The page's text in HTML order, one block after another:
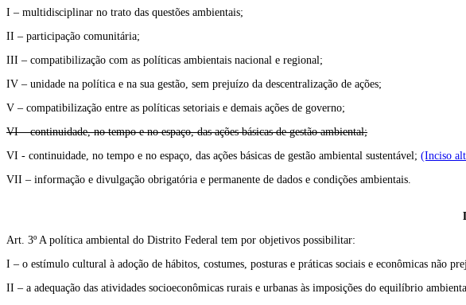
I – multidisciplinar no trato das questões ambientais;
II – participação comunitária;
III – compatibilização com as políticas ambientais nacional e regional;
IV – unidade na política e na sua gestão, sem prejuízo da descentralização de ações;
V – compatibilização entre as políticas setoriais e demais ações de governo;
VI – continuidade, no tempo e no espaço, das ações básicas de gestão ambiental;
VI - continuidade, no tempo e no espaço, das ações básicas de gestão ambiental sustentável; (Inciso
VII – informação e divulgação obrigatória e permanente de dados e condições ambientais.
Art. 3º A política ambiental do Distrito Federal tem por objetivos possibilitar:
I – o estímulo cultural à adoção de hábitos, costumes, posturas e práticas sociais e econômicas não
II – a adequação das atividades socioeconômicas rurais e urbanas às imposições do equilíbrio